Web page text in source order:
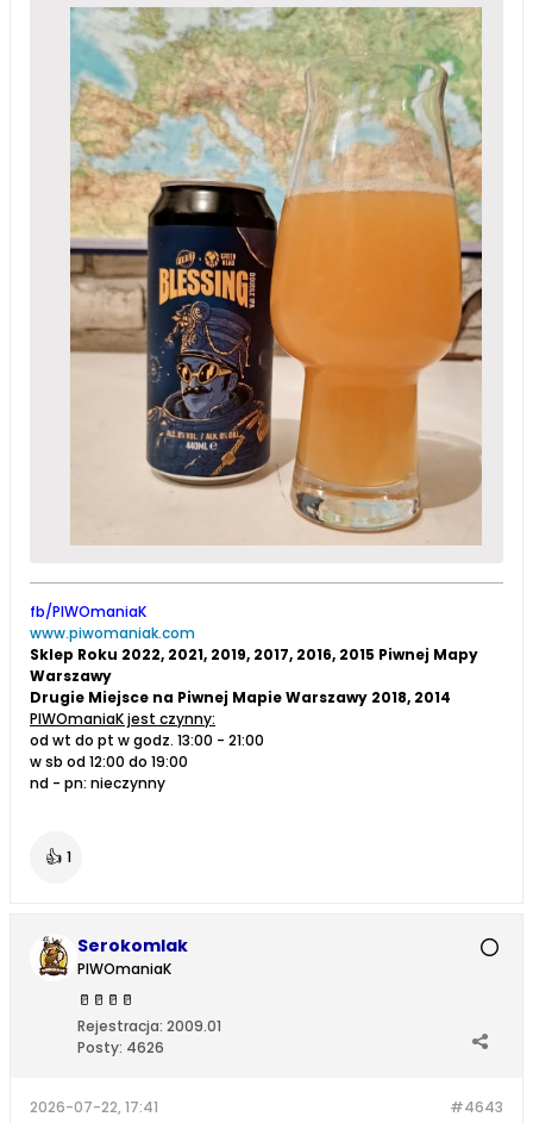
fb/PIWOmaniaK
www.piwomaniak.com
Sklep Roku 2022, 2021, 2019, 2017, 2016, 2015 Piwnej Mapy
Warszawy
Drugie Miejsce na Piwnej Mapie Warszawy 2018, 2014
PIWOmaniaK jest czynny:
od wt do pt w godz. 13:00 - 21:00
w sb od 12:00 do 19:00
nd - pn: nieczynny
👍 1
Serokomlak
PIWOmaniaK
🥛 🥛 🥛 🥛
Rejestracja: 2009.01
Posty: 4626
#4643
2026-07-22, 17:41